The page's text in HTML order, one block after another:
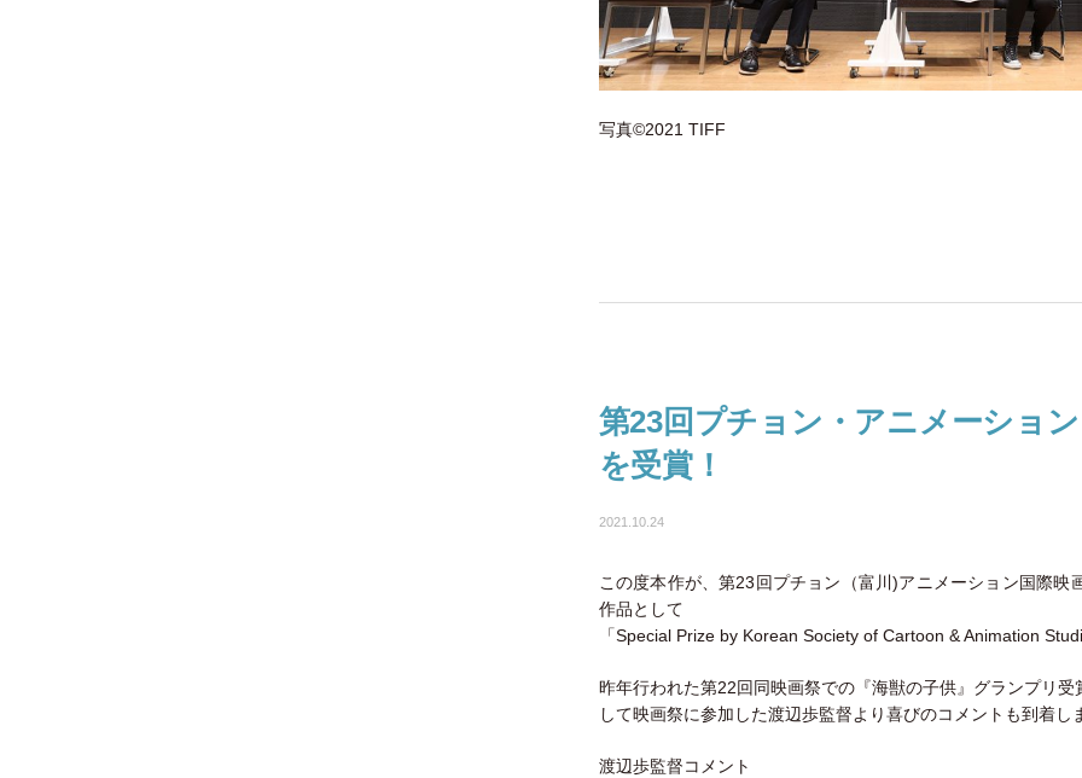
写真©2021 TIFF
第23回プチョン・アニメーショ
を受賞！
2021.10.24
この度本作が、第23回プチョン（富川)アニメーション国際映
作品として
「Special Prize by Korean Society of Cartoon & Animation
昨年行われた第22回同映画祭での『海獣の子供』グランプリ
して映画祭に参加した渡辺歩監督より喜びのコメントも到着し
渡辺歩監督コメント